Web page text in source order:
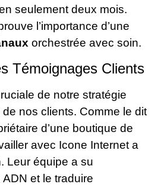
seulement deux mois.
l’importance d’une
orchestrée avec soin.
Témoignages Clients
de notre stratégie
nos clients. Comme le dit
d’une boutique de
avec Icone Internet a
Leur équipe a su
et le traduire